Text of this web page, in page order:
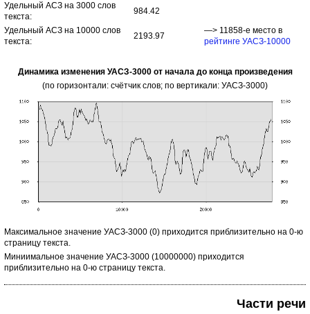
Удельный АСЗ на 3000 слов
текста:
984.42
Удельный АСЗ на 10000 слов
текста:
2193.97
—> 11858-е место в
рейтинге УАСЗ-10000
Динамика изменения УАСЗ-3000 от начала до конца произведения
(по горизонтали: счётчик слов; по вертикали: УАСЗ-3000)
Максимальное значение УАСЗ-3000 (0) приходится приблизительно на 0-ю
страницу текста.
Миниимальное значение УАСЗ-3000 (10000000) приходится
приблизительно на 0-ю страницу текста.
Части речи